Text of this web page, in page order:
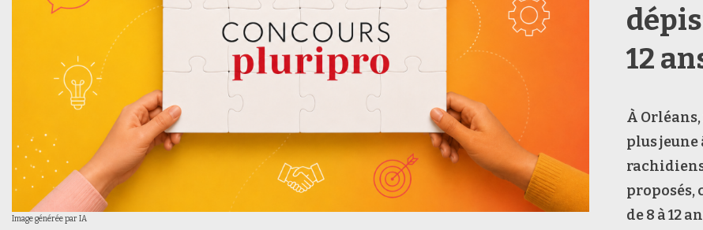
Image générée par IA
12
À
plus jeune
proposés,
de 8 à 12